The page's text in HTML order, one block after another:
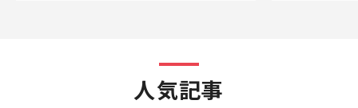
人気記事